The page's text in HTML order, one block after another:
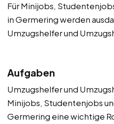
Für Minijobs,
in Germering werden
Umzugshelfer und
Aufgaben
Umzugshelfer und
Minijobs, Studentenjobs
Germering eine wichtige